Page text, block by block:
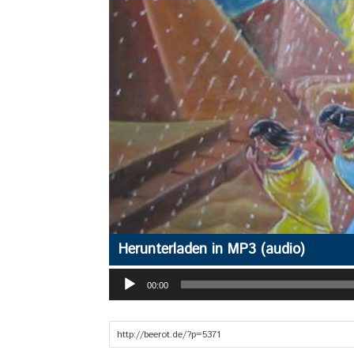
Herunterladen in MP3 (audio)
Audio-
Player
00:00